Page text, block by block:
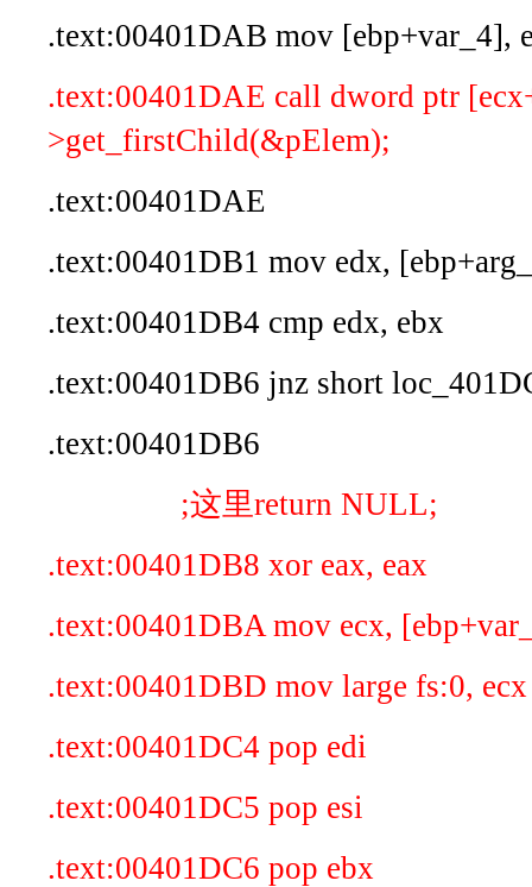
.text:00401DAB mov [ebp+var_4],
.text:00401DAE call dword ptr
>get_firstChild(&pElem);
.text:00401DAE
.text:00401DB1 mov edx,
.text:00401DB4 cmp edx, ebx
.text:00401DB6 jnz short
.text:00401DB6
;这里return NULL;
.text:00401DB8 xor eax, eax
.text:00401DBA mov ecx,
.text:00401DBD mov large fs:0, ecx
.text:00401DC4 pop edi
.text:00401DC5 pop esi
.text:00401DC6 pop ebx